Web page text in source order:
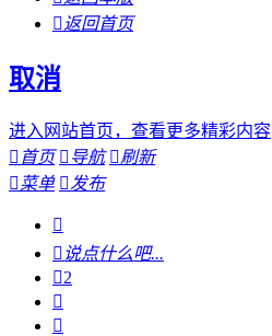
 返回首页
取消
进入网站首页，查看更多精彩内容
 首页  导航 刷新
菜单 发布

 说点什么吧...
2

